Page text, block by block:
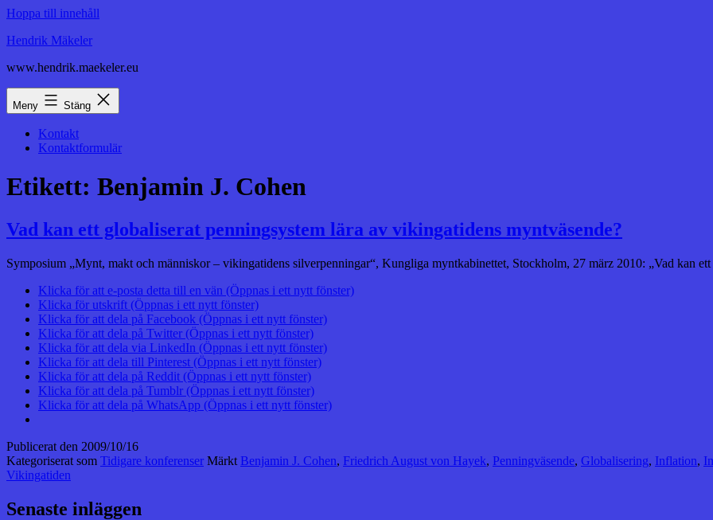
Hoppa till innehåll
Hendrik Mäkeler
www.hendrik.maekeler.eu
Meny Stäng
Kontakt
Kontaktformulär
Etikett: Benjamin J. Cohen
Vad kan ett globaliserat penningsystem lära av vikingatidens myntväsende?
Symposium „Mynt, makt och människor – vikingatidens silverpenningar“, Kungliga myntkabinettet, Stockholm, 27 märz 2010: „Vad kan
Klicka för att e-posta detta till en vän (Öppnas i ett nytt fönster)
Klicka för utskrift (Öppnas i ett nytt fönster)
Klicka för att dela på Facebook (Öppnas i ett nytt fönster)
Klicka för att dela på Twitter (Öppnas i ett nytt fönster)
Klicka för att dela via LinkedIn (Öppnas i ett nytt fönster)
Klicka för att dela till Pinterest (Öppnas i ett nytt fönster)
Klicka för att dela på Reddit (Öppnas i ett nytt fönster)
Klicka för att dela på Tumblr (Öppnas i ett nytt fönster)
Klicka för att dela på WhatsApp (Öppnas i ett nytt fönster)
Publicerat den 2009/10/16
Kategoriserat som Tidigare konferenser Märkt Benjamin J. Cohen, Friedrich August von Hayek, Penningväsende, Globalisering, Inflation,
Vikingatiden
Senaste inläggen